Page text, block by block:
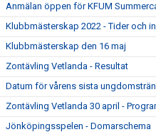
Anmälan öppen för KFUM
Klubbmästerskap 2022 - Tider och
Klubbmästerskap den 16 maj
Zontävling Vetlanda - Resultat
Datum för vårens sista
Zontävling Vetlanda 30 april -
Jönköpingsspelen - Domarschema